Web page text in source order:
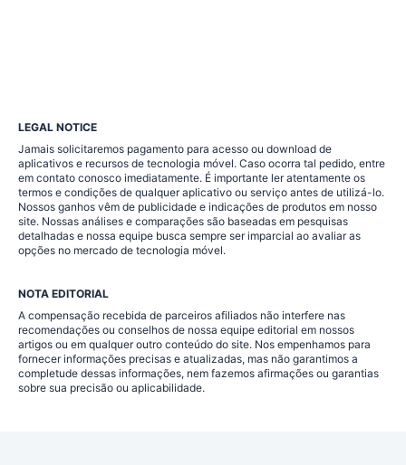
LEGAL NOTICE
Jamais solicitaremos pagamento para acesso ou download de
aplicativos e recursos de tecnologia móvel. Caso ocorra tal pedido, entre
em contato conosco imediatamente. É importante ler atentamente os
termos e condições de qualquer aplicativo ou serviço antes de utilizá-lo.
Nossos ganhos vêm de publicidade e indicações de produtos em nosso
site. Nossas análises e comparações são baseadas em pesquisas
detalhadas e nossa equipe busca sempre ser imparcial ao avaliar as
opções no mercado de tecnologia móvel.
NOTA EDITORIAL
A compensação recebida de parceiros afiliados não interfere nas
recomendações ou conselhos de nossa equipe editorial em nossos
artigos ou em qualquer outro conteúdo do site. Nos empenhamos para
fornecer informações precisas e atualizadas, mas não garantimos a
completude dessas informações, nem fazemos afirmações ou garantias
sobre sua precisão ou aplicabilidade.